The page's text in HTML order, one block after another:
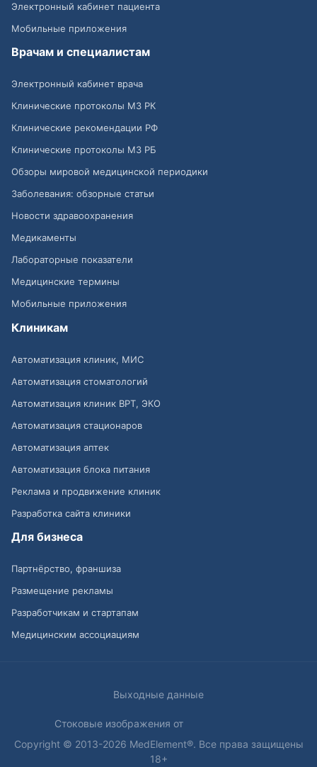
Электронный кабинет пациента
Мобильные приложения
Врачам и специалистам
Электронный кабинет врача
Клинические протоколы МЗ РК
Клинические рекомендации РФ
Клинические протоколы МЗ РБ
Обзоры мировой медицинской периодики
Заболевания: обзорные статьи
Новости здравоохранения
Медикаменты
Лабораторные показатели
Медицинские термины
Мобильные приложения
Клиникам
Автоматизация клиник, МИС
Автоматизация стоматологий
Автоматизация клиник ВРТ, ЭКО
Автоматизация стационаров
Автоматизация аптек
Автоматизация блока питания
Реклама и продвижение клиник
Разработка сайта клиники
Для бизнеса
Партнёрство, франшиза
Размещение рекламы
Разработчикам и стартапам
Медицинским ассоциациям
Выходные данные
Стоковые изображения от
Copyright © 2013-2026 MedElement®. Все права защищены
18+